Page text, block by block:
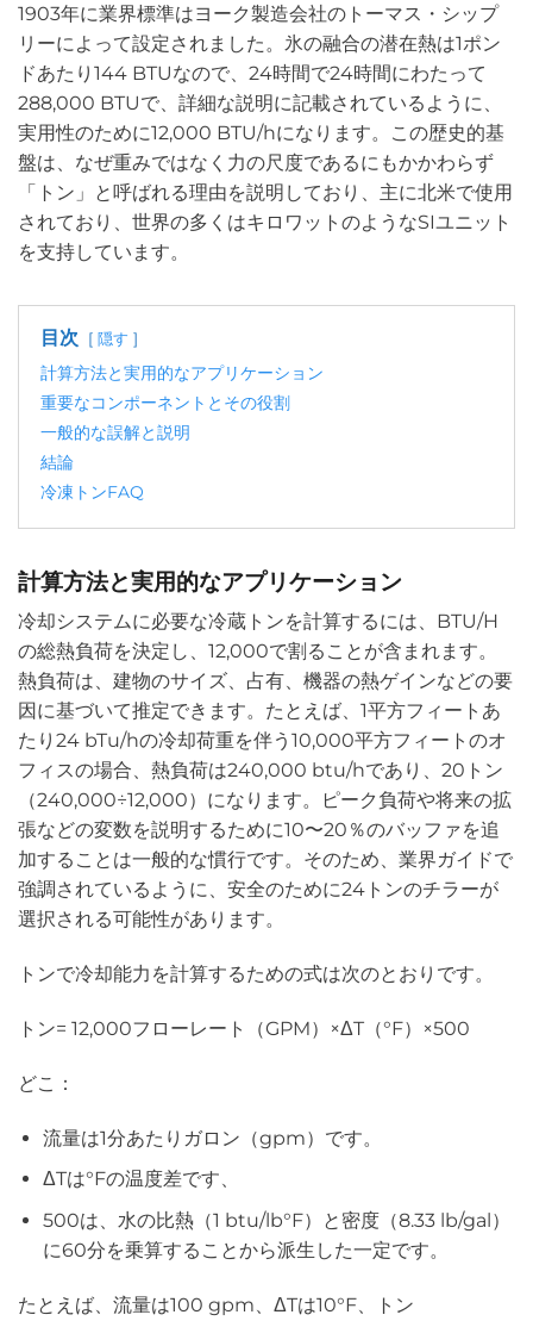
1903年に業界標準はヨーク製造会社のトーマス・シップ
リーによって設定されました。氷の融合の潜在熱は1ポン
ドあたり144 BTUなので、24時間で24時間にわたって
288,000 BTUで、詳細な説明に記載されているように、
実用性のために12,000 BTU/hになります。この歴史的基
盤は、なぜ重みではなく力の尺度であるにもかかわらず
「トン」と呼ばれる理由を説明しており、主に北米で使用
されており、世界の多くはキロワットのようなSIユニット
を支持しています。
目次 隠す
計算方法と実用的なアプリケーション
重要なコンポーネントとその役割
一般的な誤解と説明
結論
冷凍トンFAQ
計算方法と実用的なアプリケーション
冷却システムに必要な冷蔵トンを計算するには、BTU/H
の総熱負荷を決定し、12,000で割ることが含まれます。
熱負荷は、建物のサイズ、占有、機器の熱ゲインなどの要
因に基づいて推定できます。たとえば、1平方フィートあ
たり24 bTu/hの冷却荷重を伴う10,000平方フィートのオ
フィスの場合、熱負荷は240,000 btu/hであり、20トン
（240,000÷12,000）になります。ピーク負荷や将来の拡
張などの変数を説明するために10〜20％のバッファを追
加することは一般的な慣行です。そのため、業界ガイドで
強調されているように、安全のために24トンのチラーが
選択される可能性があります。
トンで冷却能力を計算するための式は次のとおりです。
トン= 12,000フローレート（GPM）×ΔT（°F）×500
どこ：
流量は1分あたりガロン（gpm）です。
ΔTは°Fの温度差です、
500は、水の比熱（1 btu/lb°F）と密度（8.33 lb/gal）
に60分を乗算することから派生した一定です。
たとえば、流量は100 gpm、ΔTは10°F、トン